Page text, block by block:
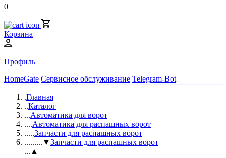
0
Корзина
Профиль
HomeGate Сервисное обслуживание Telegram-Bot
.Главная
..Каталог
...Автоматика для ворот
....Автоматика для распашных ворот
.....Запчасти для распашных ворот
.........▼Запчасти для распашных ворот
...▲